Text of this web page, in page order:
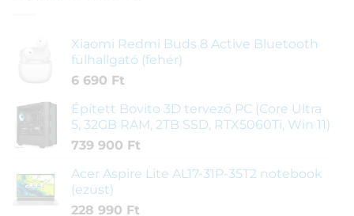
Xiaomi Redmi Buds 8 Active Bluetooth
fülhallgató (fehér)
6 690 Ft
Épített Bovito 3D tervező PC (Core Ultra
5, 32GB RAM, 2TB SSD, RTX5060Ti, Win 11)
739 900 Ft
Acer Aspire Lite AL17-31P-35T2 notebook
(ezüst)
228 990 Ft